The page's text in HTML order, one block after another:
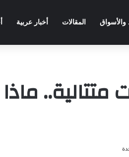
والأسواق المقالات أخبار عربية
متتالية..